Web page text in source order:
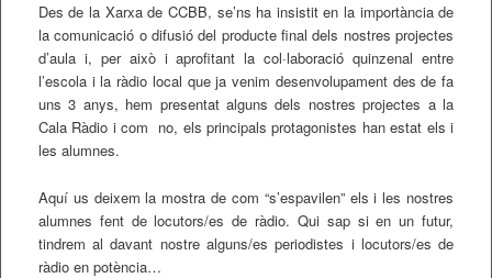
Des de la Xarxa de CCBB, se’ns ha insistit en la importància de
la comunicació o difusió del producte final dels nostres projectes
d’aula i, per això i aprofitant la col·laboració quinzenal entre
l’escola i la ràdio local que ja venim desenvolupament des de fa
uns 3 anys, hem presentat alguns dels nostres projectes a la
Cala Ràdio i com no, els principals protagonistes han estat els i
les alumnes.
Aquí us deixem la mostra de com “s’espavilen” els i les nostres
alumnes fent de locutors/es de ràdio. Qui sap si en un futur,
tindrem al davant nostre alguns/es periodistes i locutors/es de
ràdio en potència…